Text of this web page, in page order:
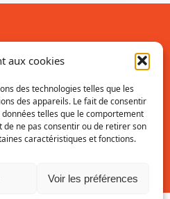
aux cookies
des technologies telles que les
des appareils. Le fait de consentir
telles que le comportement
de ne pas consentir ou de retirer son
caractéristiques et fonctions.
Voir les préférences
les dernières